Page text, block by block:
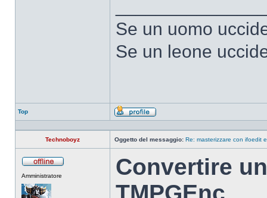
Se un uomo
Se un leone
Top
Profilo
Technoboyz Oggetto del messaggio: Re: masterizzare con ifoedit
Amministratore
Convertire